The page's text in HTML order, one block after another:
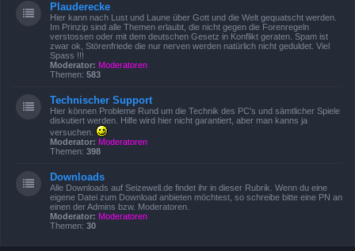
Plauderecke
Hier kann nach Lust und Laune über Gott und die Welt gequatscht werden.
Im Prinzip sind alle Themen erlaubt, die nicht gegen die Forenregeln
verstossen oder mit dem deutschen Gesetz in Konflikt geraten. Spam ist
zwar ok, Störenfriede die nur nerven werden natürlich nicht geduldet. Viel
Spass !!!
Moderator: Moderatoren
Themen: 583
Technischer Support
Hier können Probleme Rund um die Technik des PC's und sämtlicher Spiele
diskutiert werden. Hilfe wird hier nicht garantiert, aber man kanns ja
versuchen.
Moderator: Moderatoren
Themen: 398
Downloads
Alle Downloads auf Seizewell.de findet ihr in dieser Rubrik. Wenn du eine
eigene Datei zum Download anbieten möchtest, so schreibe bitte eine PN an
einen der Admins bzw. Moderatoren.
Moderator: Moderatoren
Themen: 30